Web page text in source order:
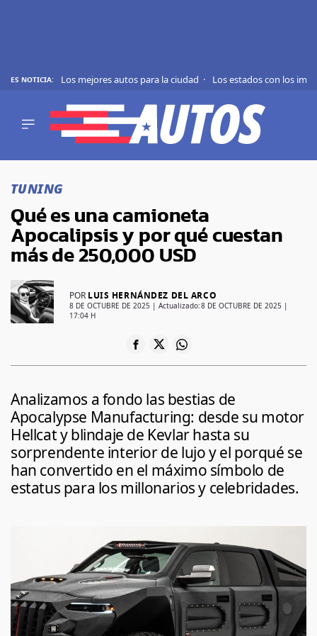
ES NOTICIA: Los mejores autos para la ciudad Los estados con los
SHOWS
CURIOSIDADES
MARCAS
RANKINGS
SÍGUENOS
TUNING
Qué es una camioneta
Apocalipsis y por qué cuestan
más de 250,000 USD
POR LUIS HERNÁNDEZ DEL ARCO
8 DE OCTUBRE DE 2025 | Actualizado: 8 DE OCTUBRE DE 2025 |
17:04 H
Analizamos a fondo las bestias de
Apocalypse Manufacturing: desde su motor
Hellcat y blindaje de Kevlar hasta su
sorprendente interior de lujo y el porqué se
han convertido en el máximo símbolo de
estatus para los millonarios y celebridades.